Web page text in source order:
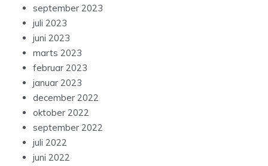
september 2023
juli 2023
juni 2023
marts 2023
februar 2023
januar 2023
december 2022
oktober 2022
september 2022
juli 2022
juni 2022